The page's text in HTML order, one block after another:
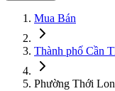
Mua Bán
Thành phố Cần
Phường Thới